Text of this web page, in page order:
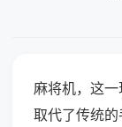
麻将机，这
取代了传统